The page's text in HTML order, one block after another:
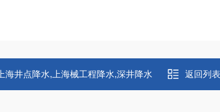
上海井点降水,上海械工程降水,深井降水 返回列表